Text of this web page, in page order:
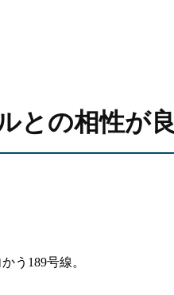
との相性が
う189号線。